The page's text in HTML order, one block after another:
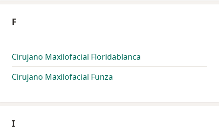
F
Cirujano Maxilofacial Floridablanca
Cirujano Maxilofacial Funza
I